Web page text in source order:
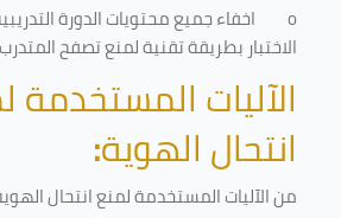
o
اخفاء جميع محتويات الدورة
الاختبار بطريقة تقنية لمنع تصفح المتدرب
الآليات المستخدمة
انتحال الهوية:
من الآليات المستخدمة لمنعانتحال